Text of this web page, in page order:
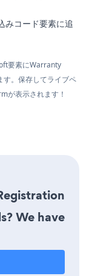
コード要素に追
要素にWarranty
。保存してライブペ
が表示されます！
We have